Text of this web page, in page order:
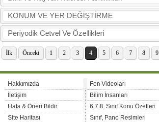
KONUM VE YER DEĞİŞTİRME
Periyodik Cetvel Ve Özellikleri
İlk Önceki 1 2 3 4 5 6 7 8 9
Hakkımızda
İletişim
Hata & Öneri Bildir
Site Haritası
Fen Videoları
Bilim İnsanları
6.7.8. Sınıf Konu Özetleri
Sınıf, Pano Resimleri